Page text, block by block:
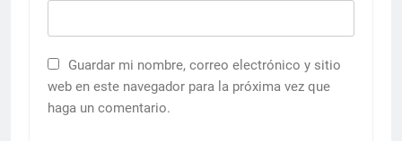
Guardar mi nombre, correo electrónico y sitio
web en este navegador para la próxima vez que
haga un comentario.